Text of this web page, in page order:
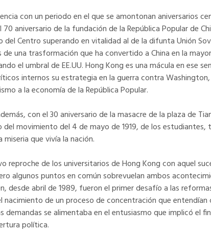
con un periodo en el que se amontonan aniversarios
aniversario de la fundación de la República Popular de
Centro superando en vitalidad al de la difunta Unión
una trasformación que ha convertido a China en la
el umbral de EE.UU. Hong Kong es una mácula en ese
internos su estrategia en la guerra contra
a la economía de la República Popular.
con el 30 aniversario de la masacre de la plaza de
movimiento del 4 de mayo de 1919, de los estudiantes,
que vivía la nación.
reproche de los universitarios de Hong Kong con aquel
algunos puntos en común sobrevuelan ambos
desde abril de 1989, fueron el primer desafío a las
nacimiento de un proceso de concentración que
demandas se alimentaba en el entusiasmo que implicó el
política.